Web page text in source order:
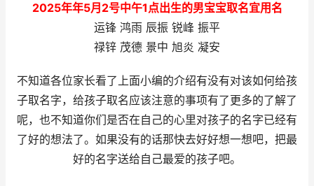
2025年年5月2号中午1点出生的男宝宝取名宜用名
运锋 鸿雨 辰振 锐峰 振平
禄锌 茂德 景中 旭炎 凝安
不知道各位家长看了上面小编的介绍有没有对该如何给孩
子取名字，给孩子取名应该注意的事项有了更多的了解了
呢，也不知道你们是否在自己的心里对孩子的名字已经有
了好的想法了。如果没有的话那快去好好想一想吧，把最
好的名字送给自己最爱的孩子吧。